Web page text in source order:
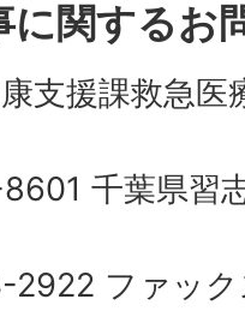
に関するお
支援課救急医
千葉県習
2922 ファッ